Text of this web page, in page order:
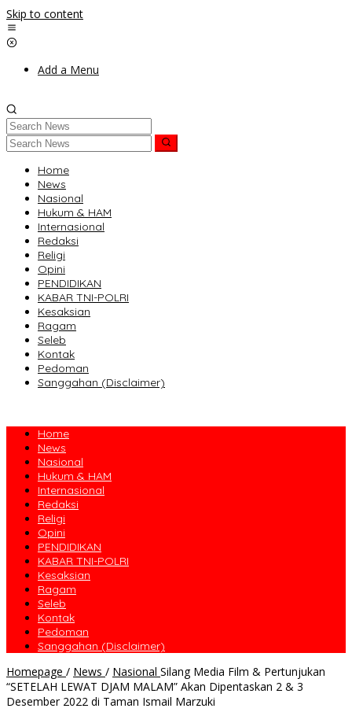
Skip to content
Add a Menu
Home
News
Nasional
Hukum & HAM
Internasional
Redaksi
Religi
Opini
PENDIDIKAN
KABAR TNI-POLRI
Kesaksian
Ragam
Seleb
Kontak
Pedoman
Sanggahan (Disclaimer)
Home
News
Nasional
Hukum & HAM
Internasional
Redaksi
Religi
Opini
PENDIDIKAN
KABAR TNI-POLRI
Kesaksian
Ragam
Seleb
Kontak
Pedoman
Sanggahan (Disclaimer)
Homepage / News / Nasional Silang Media Film & Pertunjukan
“SETELAH LEWAT DJAM MALAM” Akan Dipentaskan 2 & 3
Desember 2022 di Taman Ismail Marzuki